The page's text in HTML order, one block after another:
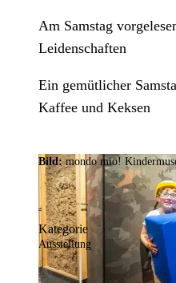
Am Samstag
Leidenschaften
Ein gemütlicher
Kaffee und Keksen
Bild:mondo mio!
Kategorie
Ausstellung